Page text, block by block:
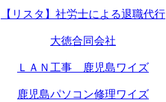
【リスタ】社労士による退職代行
大徳合同会社
ＬＡＮ工事 鹿児島ワイズ
鹿児島パソコン修理ワイズ